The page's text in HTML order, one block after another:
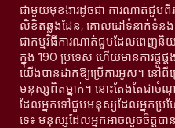
ជាមួយមុខងារដូចជា ការណាត់ជួបពីរ
លិខិតឆ្លងដែន, គោលដៅទំនាក់ទំនង
ជាកម្មវិធីការណាត់ជួបដែលពេញ
ក្នុង 190 ប្រទេស ហើយមានការផ្គូ
យើងបានដាក់ឱ្យប្រើការអូស។ នៅពី
មនុស្សពិតម្នាក់។ នោះតែងតែជាចំ
ដែលអ្នកទៅជួបមនុស្សដែលអ្នកប្រ
ទេ៖ មនុស្សដែលអ្នកអាចលួចចិត្តបា